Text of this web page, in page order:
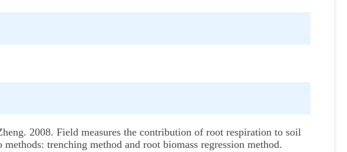
2008. Field measures the contribution of root respiration to soil
trenching method and root biomass regression method.